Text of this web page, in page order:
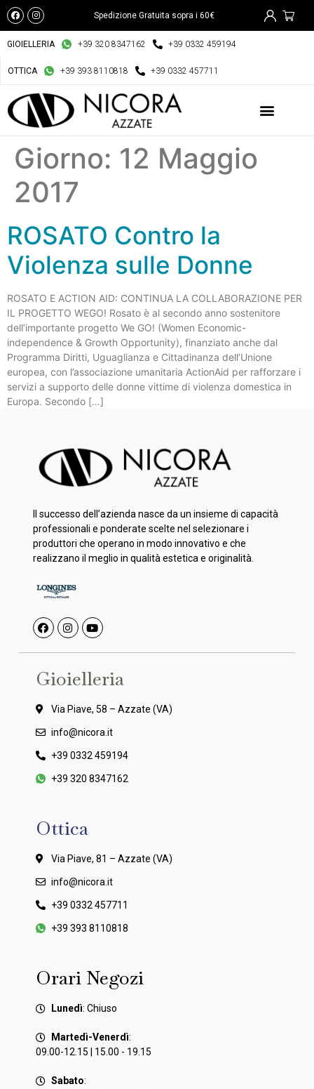
Spedizione Gratuita sopra i 60€
GIOIELLERIA +39 320 8347162 +39 0332 459194
OTTICA +39 393 8110818 +39 0332 457711
Giorno: 12 Maggio
2017
ROSATO Contro la
Violenza sulle Donne
ROSATO E ACTION AID: CONTINUA LA COLLABORAZIONE PER
IL PROGETTO WEGO! Rosato è al secondo anno sostenitore
dell’importante progetto We GO! (Women Economic-
independence & Growth Opportunity), finanziato anche dal
Programma Diritti, Uguaglianza e Cittadinanza dell’Unione
europea, con l’associazione umanitaria ActionAid per rafforzare i
servizi a supporto delle donne vittime di violenza domestica in
Europa. Secondo […]
Il successo dell’azienda nasce da un insieme di capacità
professionali e ponderate scelte nel selezionare i
produttori che operano in modo innovativo e che
realizzano il meglio in qualità estetica e originalità.
Gioielleria
Via Piave, 58 – Azzate (VA)
info@nicora.it
+39 0332 459194
+39 320 8347162
Ottica
Via Piave, 81 – Azzate (VA)
info@nicora.it
+39 0332 457711
+39 393 8110818
Orari Negozi
Lunedì: Chiuso
Martedì-Venerdì:
09.00-12.15 | 15.00 - 19.15
Sabato: